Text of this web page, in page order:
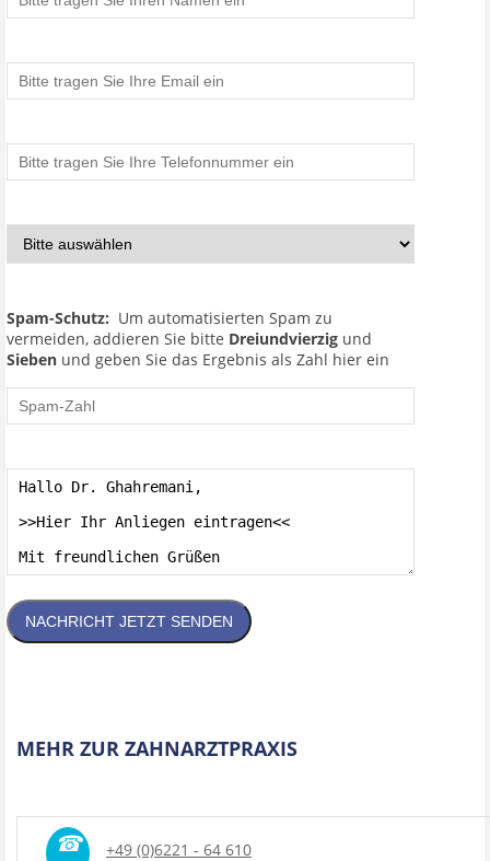
Spam-Schutz: Um automatisierten Spam zu
vermeiden, addieren Sie bitte Dreiundvierzig und
Sieben und geben Sie das Ergebnis als Zahl hier ein
NACHRICHT JETZT SENDEN
MEHR ZUR ZAHNARZTPRAXIS
☎ +49 (0)6221 - 64 610